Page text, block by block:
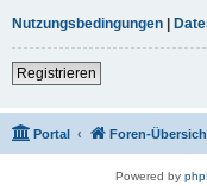
Nutzungsbedingungen |
Registrieren
Portal Foren-
Powered by